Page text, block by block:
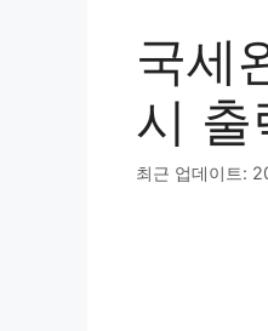
국세
시 출
최근 업데이트: